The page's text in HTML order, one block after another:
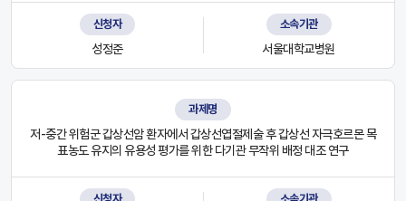
신청자
성정준
소속기관
서울대학교병원
과제명
저-중간 위험군 갑상선암 환자에서 갑상선엽절제술 후 갑상선 자극호르몬 목
표농도 유지의 유용성 평가를 위한 다기관 무작위 배정 대조 연구